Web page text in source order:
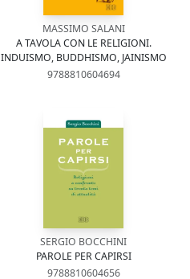
MASSIMO SALANI
A TAVOLA CON LE RELIGIONI.
INDUISMO, BUDDHISMO, JAINISMO
9788810604694
SERGIO BOCCHINI
PAROLE PER CAPIRSI
9788810604656